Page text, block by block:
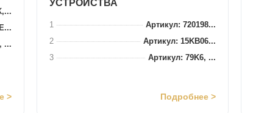
...
>
УСТРОЙСТВА
1
Артикул: 720198...
2
Артикул: 15KB06...
3
Артикул: 79K6, ...
Подробнее >